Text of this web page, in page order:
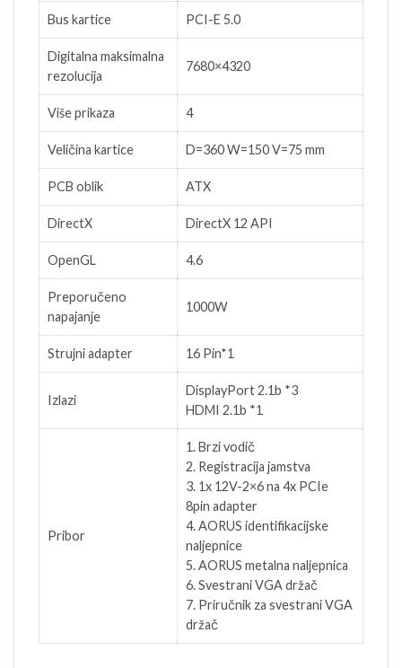
Bus kartice PCI-E 5.0
Digitalna maksimalna
rezolucija
7680×4320
Više prikaza 4
Veličina kartice D=360 W=150 V=75 mm
PCB oblik ATX
DirectX DirectX 12 API
OpenGL 4.6
Preporučeno
napajanje
1000W
Strujni adapter 16 Pin*1
Izlazi
DisplayPort 2.1b *3
HDMI 2.1b *1
Pribor
1. Brzi vodič
2. Registracija jamstva
3. 1x 12V-2×6 na 4x PCIe
8pin adapter
4. AORUS identifikacijske
naljepnice
5. AORUS metalna naljepnica
6. Svestrani VGA držač
7. Priručnik za svestrani VGA
držač